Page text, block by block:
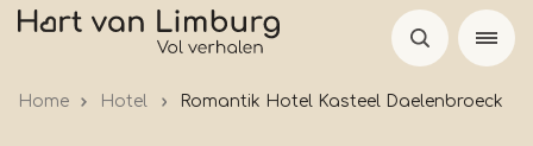
Overslaan
Home Hotel Romantik Hotel Kasteel Daelenbroeck